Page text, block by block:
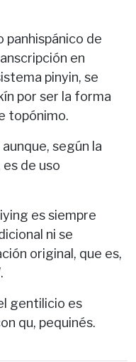
panhispánico de
en
pinyin, se
por ser la forma
topónimo.
según la
de uso
es siempre
ni se
original, que es,
gentilicio es
qu, pequinés.